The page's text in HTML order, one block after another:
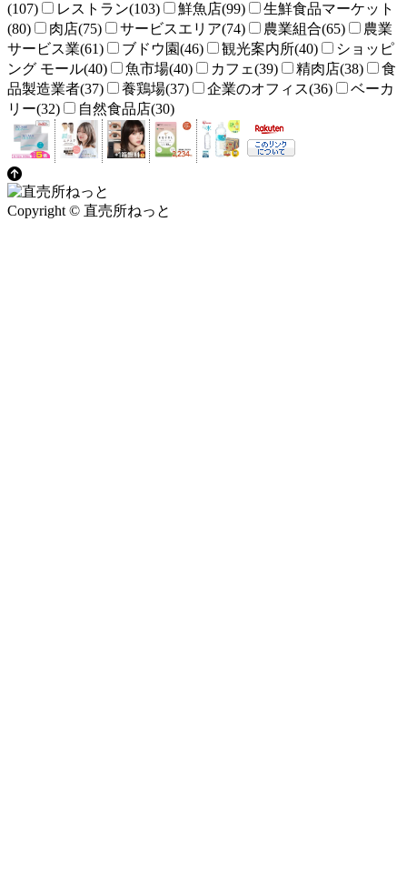
(107)
レストラン(103) 鮮魚店(99)
生鮮食品マーケット
(80)
肉店(75) サービスエリア(74) 農業組合(65)
農業
サービス業(61)
ブドウ園(46) 観光案内所(40)
ショッピ
ング モール(40)
魚市場(40) カフェ(39) 精肉店(38)
食
品製造業者(37)
養鶏場(37) 企業のオフィス(36)
ベーカ
リー(32)
自然食品店(30)
Copyright © 直売所ねっと